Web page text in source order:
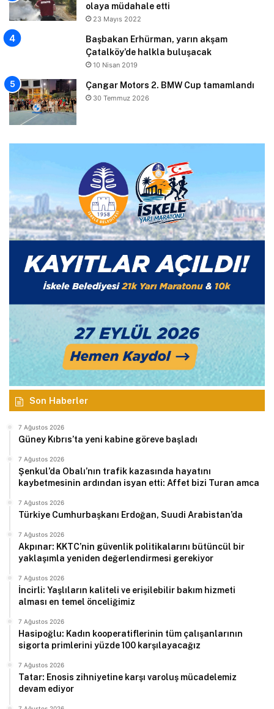
olaya müdahale etti
23 Mayıs 2022
Başbakan Erhürman, yarın akşam
Çatalköy’de halkla buluşacak
10 Nisan 2019
Çangar Motors 2. BMW Cup tamamlandı
30 Temmuz 2026
Son Haberler
7 Ağustos 2026
Güney Kıbrıs’ta yeni kabine göreve başladı
7 Ağustos 2026
Şenkul’da Obalı’nın trafik kazasında hayatını
kaybetmesinin ardından isyan etti: Affet bizi Turan amca
7 Ağustos 2026
Türkiye Cumhurbaşkanı Erdoğan, Suudi Arabistan’da
7 Ağustos 2026
Akpınar: KKTC’nin güvenlik politikalarını bütüncül bir
yaklaşımla yeniden değerlendirmesi gerekiyor
7 Ağustos 2026
İncirli: Yaşlıların kaliteli ve erişilebilir bakım hizmeti
alması en temel önceliğimiz
7 Ağustos 2026
Hasipoğlu: Kadın kooperatiflerinin tüm çalışanlarının
sigorta primlerini yüzde 100 karşılayacağız
7 Ağustos 2026
Tatar: Enosis zihniyetine karşı varoluş mücadelemiz
devam ediyor